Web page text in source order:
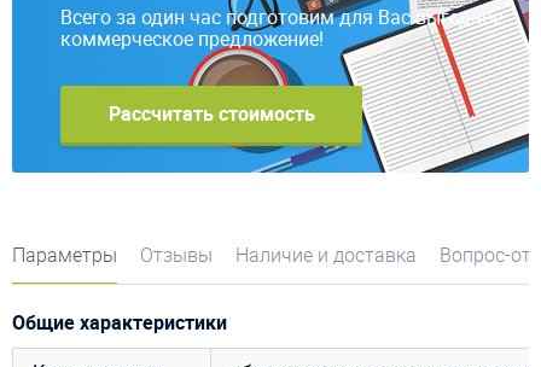
Всего за один час подготовим для Вас выгодное
коммерческое предложение!
Рассчитать стоимость
Параметры Отзывы Наличие и доставка Вопрос-
Общие характеристики